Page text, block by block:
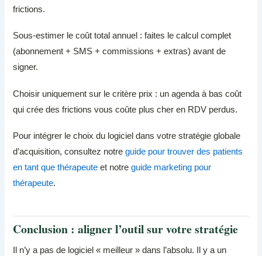
frictions.
Sous-estimer le coût total annuel : faites le calcul complet
(abonnement + SMS + commissions + extras) avant de
signer.
Choisir uniquement sur le critère prix : un agenda à bas coût
qui crée des frictions vous coûte plus cher en RDV perdus.
Pour intégrer le choix du logiciel dans votre stratégie globale
d’acquisition, consultez notreguide pour trouver des patients
en tant que thérapeute et notreguide marketing pour
thérapeute.
Conclusion : aligner l’outil sur votre stratégie
Il n’y a pas de logiciel « meilleur » dans l’absolu. Il y a un